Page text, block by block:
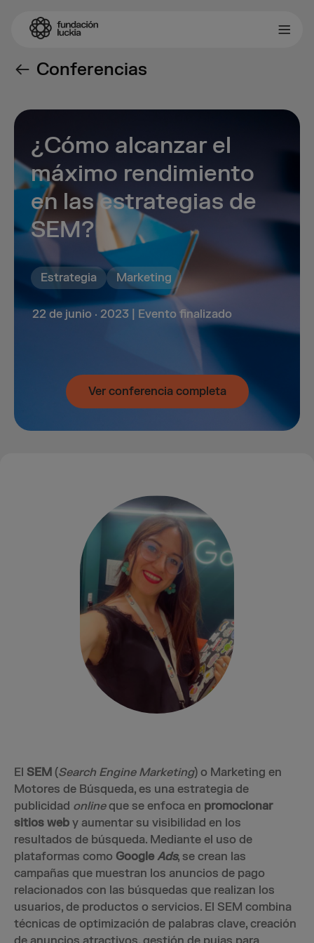
Conferencias
¿Cómo alcanzar el
máximo rendimiento
en las estrategias de
SEM?
Estrategia Marketing
22 de junio · 2023 | Evento finalizado
Ver conferencia completa
El SEM (Search Engine Marketing) o Marketing en
Motores de Búsqueda, es una estrategia de
publicidad onlineque se enfoca en promocionar
sitios web y aumentar su visibilidad en los
resultados de búsqueda. Mediante el uso de
plataformas como Google Ads, se crean las
campañas que muestran los anuncios de pago
relacionados con las búsquedas que realizan los
usuarios, de productos o servicios. El SEM combina
técnicas de optimización de palabras clave, creación